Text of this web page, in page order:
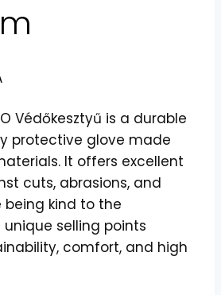
Védőkesztyű is a durable
protective glove made
It offers excellent
cuts, abrasions, and
being kind to the
selling points
comfort, and high